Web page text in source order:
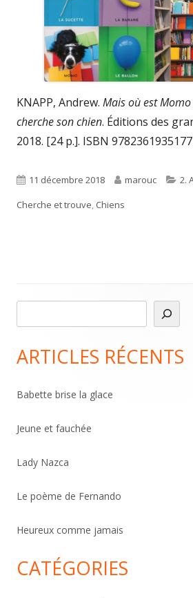
KNAPP, Andrew. Mais où est Momo
cherche son chien. Éditions des
2018. [24 p.]. ISBN 9782361935177
Published
on
11 décembre 2018 Author
marouc 2.
Cherche et trouve, Chiens
Sidebar
e
h
c
e
ARTICLES RÉCENTS
Babette brise la glace
Jeune et fauchée
Lady Nazca
Le poème de Fernando
Heureux comme jamais
CATÉGORIES